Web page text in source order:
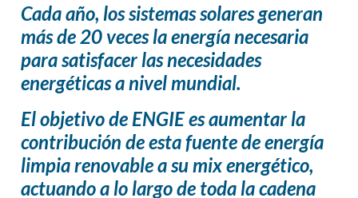
Cada año, los sistemas solares generan
más de 20 veces la energía necesaria
para satisfacer las necesidades
energéticas a nivel mundial.
El objetivo de ENGIE es aumentar la
contribución de esta fuente de energía
limpia renovable a su mix energético,
actuando a lo largo de toda la cadena